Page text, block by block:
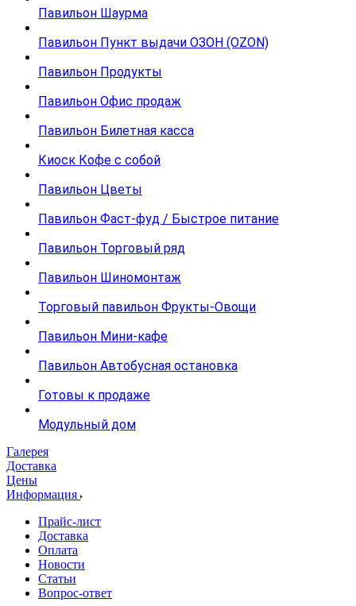
Павильон Шаурма
Павильон Пункт выдачи ОЗОН (OZON)
Павильон Продукты
Павильон Офис продаж
Павильон Билетная касса
Киоск Кофе с собой
Павильон Цветы
Павильон Фаст-фуд / Быстрое питание
Павильон Торговый ряд
Павильон Шиномонтаж
Торговый павильон Фрукты-Овощи
Павильон Мини-кафе
Павильон Автобусная остановка
Готовы к продаже
Модульный дом
Галерея
Доставка
Цены
Информация
Прайс-лист
Доставка
Оплата
Новости
Статьи
Вопрос-ответ